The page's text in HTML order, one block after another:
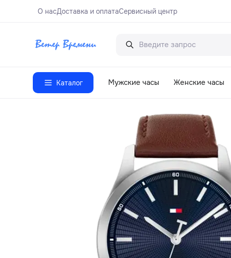
О насДоставка и оплатаСервисный центр
Каталог Мужские часы Женские часы